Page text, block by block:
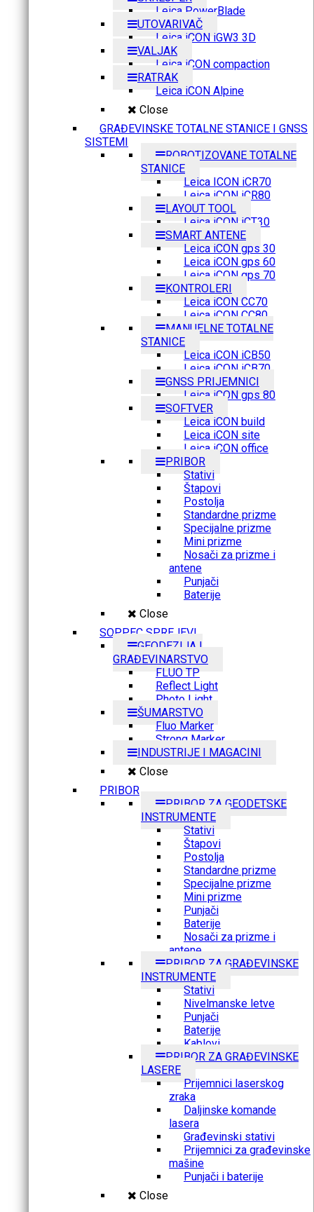
Leica PowerBlade
UTOVARIVAČ
Leica iCON iGW3 3D
VALJAK
Leica iCON compaction
RATRAK
Leica iCON Alpine
Close
GRAĐEVINSKE TOTALNE STANICE I GNSS
SISTEMI
ROBOTIZOVANE TOTALNE
STANICE
Leica ICON iCR70
Leica iCON iCR80
LAYOUT TOOL
Leica iCON iCT30
SMART ANTENE
Leica iCON gps 30
Leica iCON gps 60
Leica iCON gps 70
KONTROLERI
Leica iCON CC70
Leica iCON CC80
MANUELNE TOTALNE
STANICE
Leica iCON iCB50
Leica iCON iCB70
GNSS PRIJEMNICI
Leica iCON gps 80
SOFTVER
Leica iCON build
Leica iCON site
Leica iCON office
PRIBOR
Stativi
Štapovi
Postolja
Standardne prizme
Specijalne prizme
Mini prizme
Nosači za prizme i
antene
Punjači
Baterije
Close
SOPPEC SPREJEVI
GEODEZIJA I
GRAĐEVINARSTVO
FLUO TP
Reflect Light
Photo Light
ŠUMARSTVO
Fluo Marker
Strong Marker
INDUSTRIJE I MAGACINI
Close
PRIBOR
PRIBOR ZA GEODETSKE
INSTRUMENTE
Stativi
Štapovi
Postolja
Standardne prizme
Specijalne prizme
Mini prizme
Punjači
Baterije
Nosači za prizme i
antene
PRIBOR ZA GRAĐEVINSKE
INSTRUMENTE
Stativi
Nivelmanske letve
Punjači
Baterije
Kablovi
PRIBOR ZA GRAĐEVINSKE
LASERE
Prijemnici laserskog
zraka
Daljinske komande
lasera
Građevinski stativi
Prijemnici za građevinske
mašine
Punjači i baterije
Close